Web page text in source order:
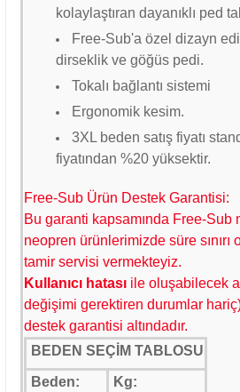
kolaylaştıran dayanıklı ped
Free-Sub'a özel dizayn
dirseklik ve göğüs pedi.
Tokalı bağlantı sistemi
Ergonomik kesim.
3XL beden satış fiyatı
fiyatından %20 yüksektir.
Free-Sub Ürün Destek Garantisi:
Bu garanti kapsamında Free-Sub
neopren ürünlerimizde süre sınırı
tamir servisi vermekteyiz.
Kullanıcı hatası ile oluşabilecek
değişimi gerektiren durumlar
destek garantisi altındadır.
BEDEN SEÇİM TABLOSU
Beden: Kg: